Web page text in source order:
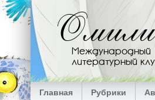
Перейти к основному содержанию
Международный
литературный
Главная Рубрики